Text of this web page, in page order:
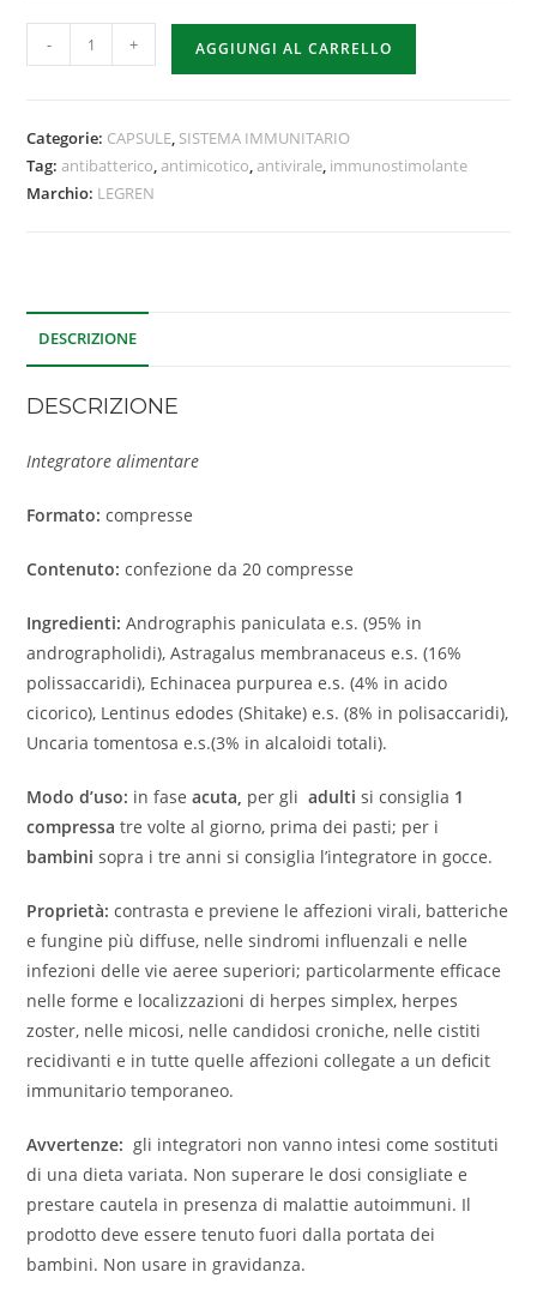
- + AGGIUNGI AL CARRELLO
Categorie: CAPSULE, SISTEMA IMMUNITARIO
Tag:antibatterico,antimicotico,antivirale, immunostimolante
Marchio: LEGREN
DESCRIZIONE
DESCRIZIONE
Integratore alimentare
Formato: compresse
Contenuto: confezione da 20 compresse
Ingredienti:Andrographis paniculata e.s. (95% in
andrographolidi), Astragalus membranaceus e.s. (16%
polissaccaridi), Echinacea purpurea e.s. (4% in acido
cicorico), Lentinus edodes (Shitake) e.s. (8% in polisaccaridi),
Uncaria tomentosa e.s.(3% in alcaloidi totali).
Modo d’uso: in faseacuta, per gliadultisi consiglia 1
compressa tre volte al giorno, prima dei pasti; per i
bambini sopra i tre anni si consiglia l’integratore in gocce.
Proprietà:contrasta e previene le affezioni virali, batteriche
e fungine più diffuse, nelle sindromi influenzali e nelle
infezioni delle vie aeree superiori; particolarmente efficace
nelle forme e localizzazioni di herpes simplex, herpes
zoster, nelle micosi, nelle candidosi croniche, nelle cistiti
recidivanti e in tutte quelle affezioni collegate a un deficit
immunitario temporaneo.
Avvertenze: gli integratori non vanno intesi come sostituti
di una dieta variata. Non superare le dosi consigliate e
prestare cautela in presenza di malattie autoimmuni. Il
prodotto deve essere tenuto fuori dalla portata dei
bambini. Non usare in gravidanza.